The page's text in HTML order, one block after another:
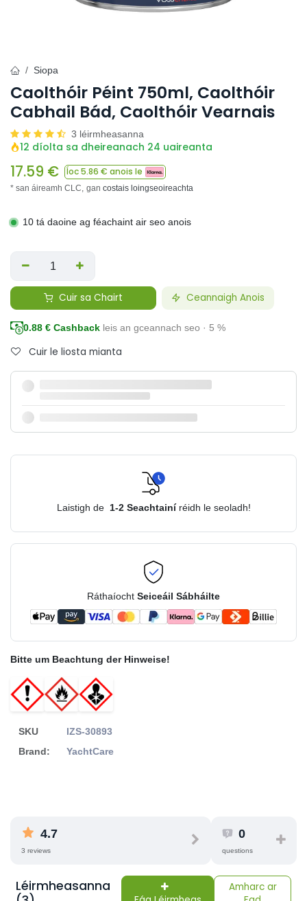
Siopa
Caolthóir Péint 750ml, Caolthóir
Cabhail Bád, Caolthóir Vearnais
3 léirmheasanna
12 díolta sa dheireanach 24 uaireanta
17.59 € Íoc5.86 € anois le
* san áireamh CLC, gan costais loingseoireachta
10 tá daoine ag féachaint air seo anois
Cuir sa Chairt Ceannaigh Anois
0.88 € Cashback leis an gceannach seo · 5 %
Cuir le liosta mianta
Laistigh de 1-2 Seachtainí réidh le seoladh!
Ráthaíocht Seiceáil Sábháilte
Bitte um Beachtung der Hinweise!
SKU
IZS-30893
Brand:
YachtCare
4.7
3 reviews
0
questions
Léirmheasanna
Amharc ar